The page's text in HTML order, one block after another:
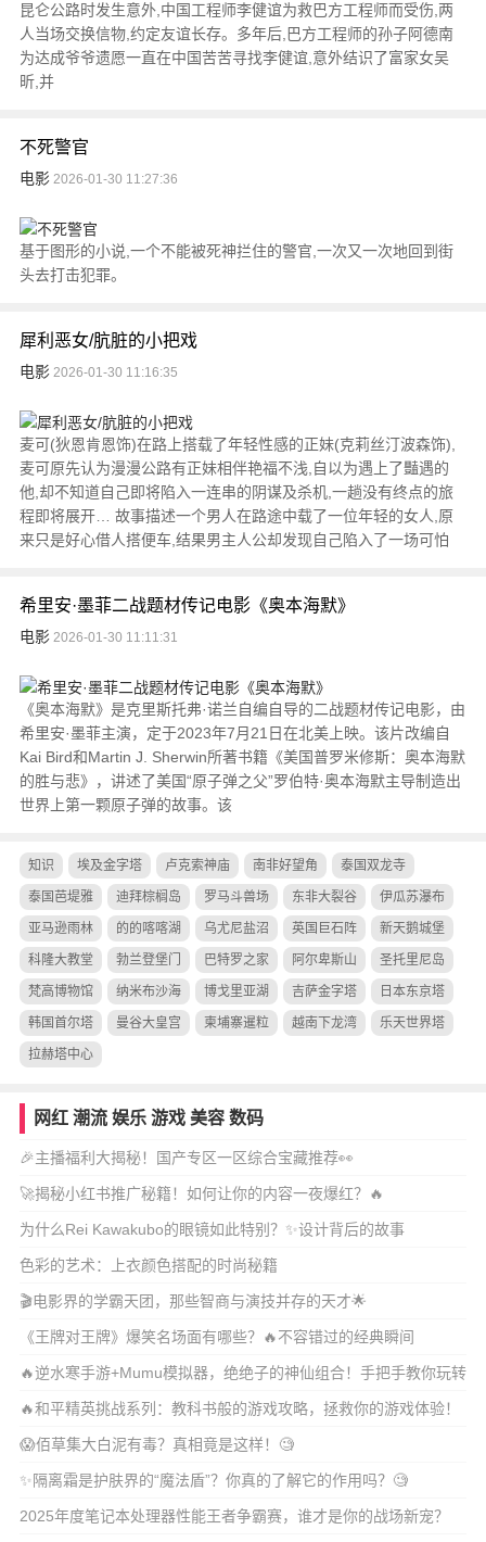
昆仑公路时发生意外,中国工程师李健谊为救巴方工程师而受伤,两
人当场交换信物,约定友谊长存。多年后,巴方工程师的孙子阿德南
为达成爷爷遗愿一直在中国苦苦寻找李健谊,意外结识了富家女吴
昕,并
不死警官
电影2026-01-30 11:27:36
基于图形的小说,一个不能被死神拦住的警官,一次又一次地回到街
头去打击犯罪。
犀利恶女/肮脏的小把戏
电影2026-01-30 11:16:35
麦可(狄恩肯恩饰)在路上搭载了年轻性感的正妹(克莉丝汀波森饰),
麦可原先认为漫漫公路有正妹相伴艳福不浅,自以为遇上了豔遇的
他,却不知道自己即将陷入一连串的阴谋及杀机,一趟没有终点的旅
程即将展开… 故事描述一个男人在路途中载了一位年轻的女人,原
来只是好心借人搭便车,结果男主人公却发现自己陷入了一场可怕
希里安·墨菲二战题材传记电影《奥本海默》
电影2026-01-30 11:11:31
《奥本海默》是克里斯托弗·诺兰自编自导的二战题材传记电影，由
希里安·墨菲主演，定于2023年7月21日在北美上映。该片改编自
Kai Bird和Martin J. Sherwin所著书籍《美国普罗米修斯：奥本海默
的胜与悲》，讲述了美国“原子弹之父”罗伯特·奥本海默主导制造出
世界上第一颗原子弹的故事。该
知识 埃及金字塔 卢克索神庙 南非好望角 泰国双龙寺
泰国芭堤雅 迪拜棕榈岛 罗马斗兽场 东非大裂谷 伊瓜苏瀑布
亚马逊雨林 的的喀喀湖 乌尤尼盐沼 英国巨石阵 新天鹅城堡
科隆大教堂 勃兰登堡门 巴特罗之家 阿尔卑斯山 圣托里尼岛
梵高博物馆 纳米布沙海 博戈里亚湖 吉萨金字塔 日本东京塔
韩国首尔塔 曼谷大皇宫 柬埔寨暹粒 越南下龙湾 乐天世界塔
拉赫塔中心
网红 潮流 娱乐 游戏 美容 数码
🎉主播福利大揭秘！国产专区一区综合宝藏推荐👀
🚀揭秘小红书推广秘籍！如何让你的内容一夜爆红？🔥
为什么Rei Kawakubo的眼镜如此特别？✨设计背后的故事
色彩的艺术：上衣颜色搭配的时尚秘籍
🎬电影界的学霸天团，那些智商与演技并存的天才🌟
《王牌对王牌》爆笑名场面有哪些？🔥不容错过的经典瞬间
🔥逆水寒手游+Mumu模拟器，绝绝子的神仙组合！手把手教你玩转
江湖
🔥和平精英挑战系列：教科书般的游戏攻略，拯救你的游戏体验！
😱佰草集大白泥有毒？真相竟是这样！🧐
✨隔离霜是护肤界的“魔法盾”？你真的了解它的作用吗？🧐
2025年度笔记本处理器性能王者争霸赛，谁才是你的战场新宠？